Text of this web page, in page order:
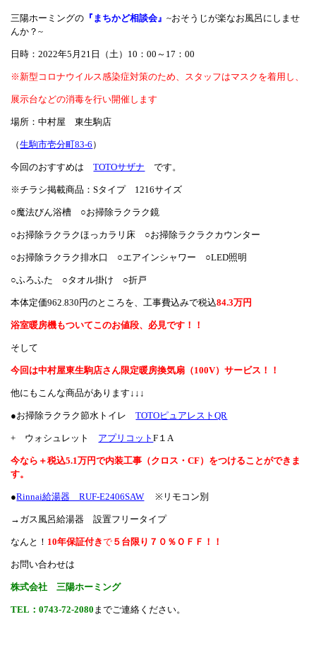
三陽ホーミングの 『まちかど相談会』~おそうじが楽なお風呂にしませ
んか？~
日時：2022年5月21日（土）10：00～17：00
※新型コロナウイルス感染症対策のため、スタッフはマスクを着用し、
展示台などの消毒を行い開催します
場所：中村屋 東生駒店
（生駒市壱分町83-6 ）
今回のおすすめはTOTOサザナ です。
※チラシ掲載商品：Sタイプ 1216サイズ
○魔法びん浴槽 ○お掃除ラクラク鏡
○お掃除ラクラクほっカラリ床 ○お掃除ラクラクカウンター
○お掃除ラクラク排水口 ○エアインシャワー ○LED照明
○ふろふた ○タオル掛け ○折戸
本体定価962.830円のところを、工事費込みで税込84.3万円
浴室暖房機もついてこのお値段、必見です！！
そして
今回は中村屋東生駒店さん限定暖房換気扇（100V）サービス！！
他にもこんな商品があります↓↓↓
●お掃除ラクラク節水トイレTOTOピュアレストQR
+ ウォシュレット アプリコットF１A
今なら＋税込5.1万円で内装工事（クロス・CF）をつけることができま
す。
●Rinnai給湯器 RUF-E2406SAW ※リモコン別
→ガス風呂給湯器 設置フリータイプ
なんと！ 10年保証付きで ５台限り７０％ＯＦＦ！！
お問い合わせは
株式会社 三陽ホーミング
TEL：0743-72-2080 までご連絡ください。